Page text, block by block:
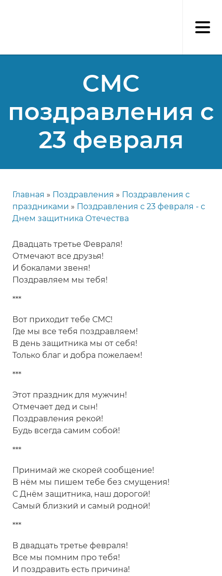
СМС
поздравления с
23 февраля
Строка
навигации
Главная Поздравления
Поздравления с
праздниками
Поздравления с 23 февраля - с
Днем защитника Отечества
Двадцать третье Февраля!
Отмечают все друзья!
И бокалами звеня!
Поздравляем мы тебя!
***
Вот приходит тебе СМС!
Где мы все тебя поздравляем!
В день защитника мы от себя!
Только благ и добра пожелаем!
***
Этот праздник для мужчин!
Отмечает дед и сын!
Поздравления рекой!
Будь всегда самим собой!
***
Принимай же скорей сообщение!
В нём мы пишем тебе без смущения!
С Днём защитника, наш дорогой!
Самый близкий и самый родной!
***
В двадцать третье февраля!
Все мы помним про тебя!
И поздравить есть причина!